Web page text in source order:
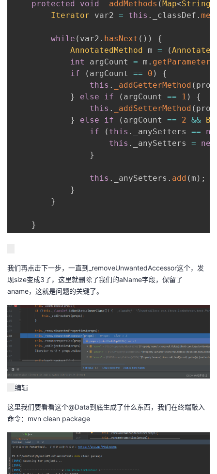
protected void _addMethods (Map<String
Iterator var2 = this . _classDef .
while ( var2 . hasNext ( ) )
{
AnnotatedMethod m = (
int
argCount = m .
if
( argCount == 0 )
{
this . _addGetterMethod (
}
else if ( argCount == 1 )
{
this . _addSetterMethod (
}
else if ( argCount == 2 &&
if
( this . _anySetters ==
this . _anySetters =
new
}
this . _anySetters . add ( m ) ;
}
}
}
我们再点击下一步，一直到_removeUnwantedAccessor这个，发
现size变成3了，这里就删除了我们的aName字段，保留了
aname，这就是问题的关键了。
编辑
这里我们要看看这个@Data到底生成了什么东西，我们在终端敲入
命令：mvn clean package